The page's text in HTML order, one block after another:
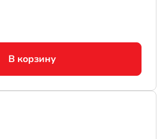
В корзину